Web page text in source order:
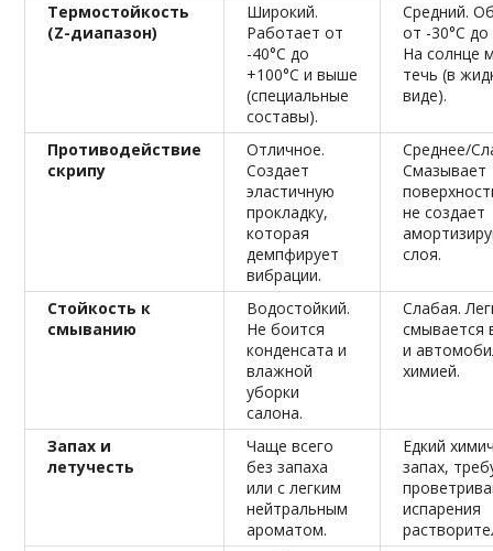
Термостойкость
(Z-диапазон)
Широкий.
Работает от
-40°C до
+100°C и выше
(специальные
составы).
Средний.
от -30°C до
На солнце
течь (в
виде).
Противодействие
скрипу
Отличное.
Создает
эластичную
прокладку,
которая
демпфирует
вибрации.
Среднее/
Смазывает
не создает
слоя.
Стойкость к
смыванию
Водостойкий.
Не боится
конденсата и
влажной
уборки
салона.
Слабая.
смывается
и
химией.
Запах и
летучесть
Чаще всего
без запаха
или с легким
нейтральным
ароматом.
Едкий
запах,
испарения